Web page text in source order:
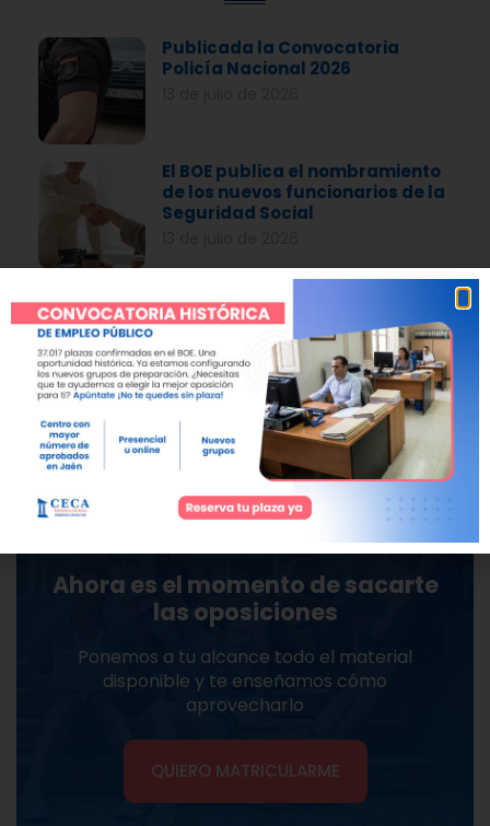
Publicada la Convocatoria
Policía Nacional 2026
El BOE publica el nombramiento
de los nuevos funcionarios de la
Seguridad Social
Administrativo Seguridad Social
29 de junio de 2026
Ahora es el momento de sacarte
las oposiciones
Ponemos a tu alcance todo el material
disponible y te enseñamos cómo
aprovecharlo
QUIERO MATRICULARME